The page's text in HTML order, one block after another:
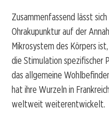
Zusammenfassend lässt
Ohrakupunktur auf der
Mikrosystem des Körpers
die Stimulation spezifischer
das allgemeine
hat ihre Wurzeln in
weltweit weiterentwickelt.